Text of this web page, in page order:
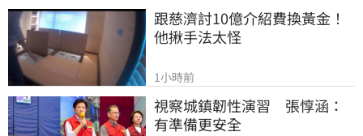
跟慈濟討10億介紹費換黃金！
他揪手法太怪
1小時前
視察城鎮韌性演習　張惇涵：
有準備更安全